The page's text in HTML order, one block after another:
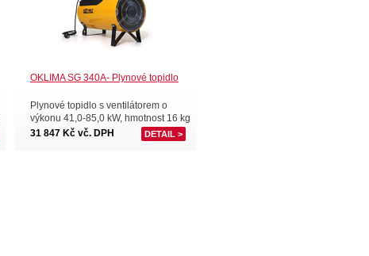
OKLIMA SG 340A- Plynové topidlo
Plynové topidlo s ventilátorem o
výkonu 41,0-85,0 kW, hmotnost 16 kg
31 847 Kč vč. DPH
DETAIL >